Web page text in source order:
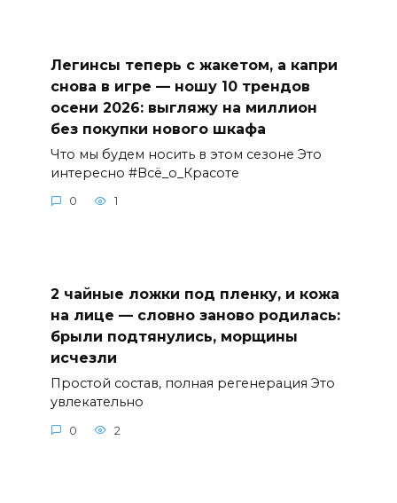
Легинсы теперь с жакетом, а капри
снова в игре — ношу 10 трендов
осени 2026: выгляжу на миллион
без покупки нового шкафа
Что мы будем носить в этом сезоне Это
интересно #Всё_о_Красоте
0 1
2 чайные ложки под пленку, и кожа
на лице — словно заново родилась:
брыли подтянулись, морщины
исчезли
Простой состав, полная регенерация Это
увлекательно
0 2